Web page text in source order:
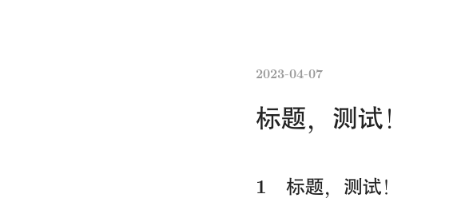
2023-04-07
标题，测试！
标题 ， 测试 ！